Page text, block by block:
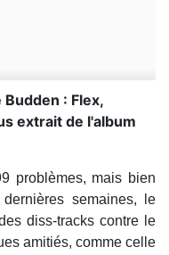
: Flex,
extrait de l'album
problèmes, mais bien
semaines, le
diss-tracks contre le
amitiés, comme celle